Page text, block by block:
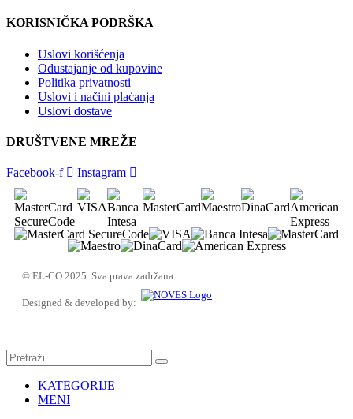
KORISNIČKA PODRŠKA
Uslovi korišćenja
Odustajanje od kupovine
Politika privatnosti
Uslovi i načini plaćanja
Uslovi dostave
DRUŠTVENE MREŽE
Facebook-f Instagram
© EL-CO 2025. Sva prava zadržana.
Designed & developed by:
KATEGORIJE
MENI